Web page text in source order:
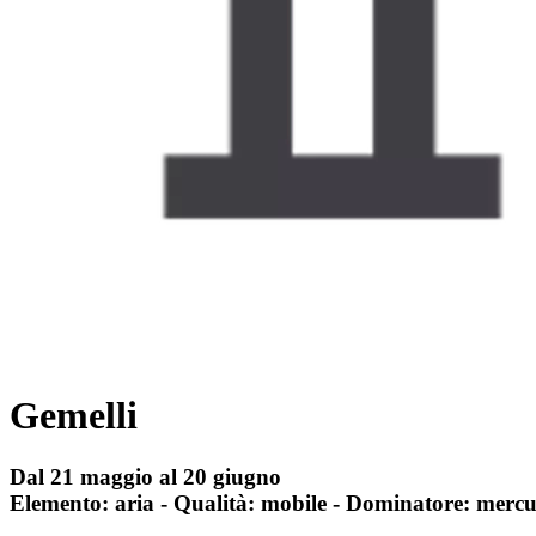
Gemelli
Dal 21 maggio al 20 giugno
Elemento: aria - Qualità: mobile - Dominatore: